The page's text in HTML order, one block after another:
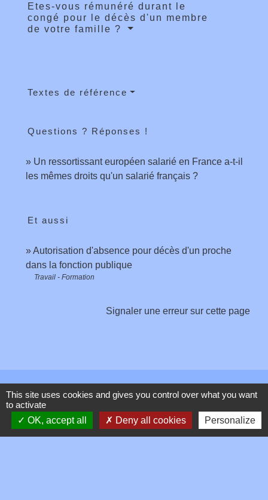
Etes-vous rémunéré durant le
congé pour le décès d'un membre
de votre famille ?
Textes de référence
Questions ? Réponses !
Un ressortissant européen salarié en France a-t-il
les mêmes droits qu'un salarié français ?
Et aussi
Autorisation d'absence pour décès d'un proche
dans la fonction publique
Travail - Formation
Signaler une erreur sur cette page
Contacts
Commune de Toussieux
346, Route du Morbier
01600 Toussieux - FRANCE
This site uses cookies and gives you control over what you want
to activate
OK, accept all
Deny all cookies Personalize